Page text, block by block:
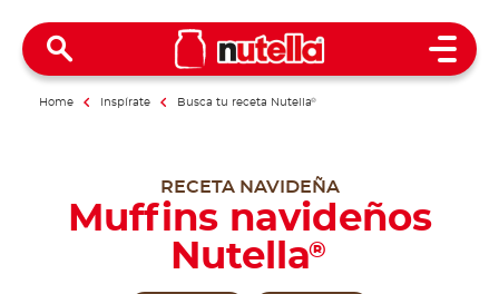
Open
Home Inspírate Busca tu receta Nutella®
RECETA NAVIDEÑA
Muffins navideños
Nutella®